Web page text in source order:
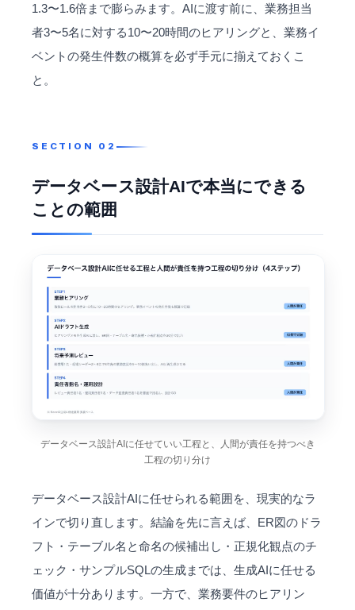
1.3〜1.6倍まで膨らみます。AIに渡す前に、業務担当
者3〜5名に対する10〜20時間のヒアリングと、業務イ
ベントの発生件数の概算を必ず手元に揃えておくこ
と。
データベース設計AIで本当にできる
ことの範囲
データベース設計AIに任せていい工程と、人間が責任を持つべき
工程の切り分け
データベース設計AIに任せられる範囲を、現実的なラ
インで切り直します。結論を先に言えば、ER図のドラ
フト・テーブル名と命名の候補出し・正規化観点のチ
ェック・サンプルSQLの生成までは、生成AIに任せる
価値が十分あります。一方で、業務要件のヒアリン